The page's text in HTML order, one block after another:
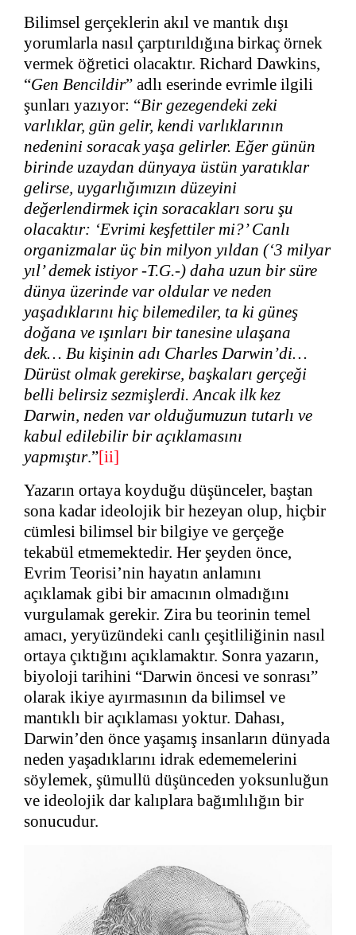
Bilimsel gerçeklerin akıl ve mantık dışı
yorumlarla nasıl çarptırıldığına birkaç örnek
vermek öğretici olacaktır. Richard Dawkins,
“Gen Bencildir” adlı eserinde evrimle ilgili
şunları yazıyor: “Bir gezegendeki zeki
varlıklar, gün gelir, kendi varlıklarının
nedenini soracak yaşa gelirler. Eğer günün
birinde uzaydan dünyaya üstün yaratıklar
gelirse, uygarlığımızın düzeyini
değerlendirmek için soracakları soru şu
olacaktır: ‘Evrimi keşfettiler mi?’ Canlı
organizmalar üç bin milyon yıldan (‘3 milyar
yıl’ demek istiyor -T.G.-) daha uzun bir süre
dünya üzerinde var oldular ve neden
yaşadıklarını hiç bilemediler, ta ki güneş
doğana ve ışınları bir tanesine ulaşana
dek… Bu kişinin adı Charles Darwin’di…
Dürüst olmak gerekirse, başkaları gerçeği
belli belirsiz sezmişlerdi. Ancak ilk kez
Darwin, neden var olduğumuzun tutarlı ve
kabul edilebilir bir açıklamasını
yapmıştır.”[ii]
Yazarın ortaya koyduğu düşünceler, baştan
sona kadar ideolojik bir hezeyan olup, hiçbir
cümlesi bilimsel bir bilgiye ve gerçeğe
tekabül etmemektedir. Her şeyden önce,
Evrim Teorisi’nin hayatın anlamını
açıklamak gibi bir amacının olmadığını
vurgulamak gerekir. Zira bu teorinin temel
amacı, yeryüzündeki canlı çeşitliliğinin nasıl
ortaya çıktığını açıklamaktır. Sonra yazarın,
biyoloji tarihini “Darwin öncesi ve sonrası”
olarak ikiye ayırmasının da bilimsel ve
mantıklı bir açıklaması yoktur. Dahası,
Darwin’den önce yaşamış insanların dünyada
neden yaşadıklarını idrak edememelerini
söylemek, şümullü düşünceden yoksunluğun
ve ideolojik dar kalıplara bağımlılığın bir
sonucudur.